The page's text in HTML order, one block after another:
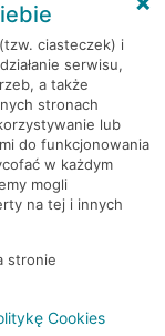
zastrzeżone
ciasteczek) i
serwisu,
a także
stronach
lub
do funkcjonowania
w każdym
mogli
na tej i innych
stronie
Cookies